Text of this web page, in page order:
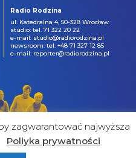
Radio Rodzina
ul. Katedralna 4, 50-328 Wrocław
studio: tel. 71 322 20 22
e-mail: studio@radiorodzina.pl
newsroom: tel. +48 71 327 12 85
e-mail: reporter@radiorodzina.pl
zagwarantować najwyższa
Poliyka prywatności